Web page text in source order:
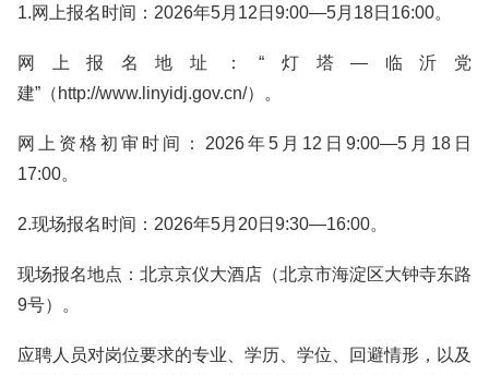
1.网上报名时间：2026年5月12日9:00—5月18日16:00。
网上报名地址：“灯塔—临沂党
建”（http://www.linyidj.gov.cn/）。
网上资格初审时间：2026年5月12日9:00—5月18日
17:00。
2.现场报名时间：2026年5月20日9:30—16:00。
现场报名地点：北京京仪大酒店（‌北京市海淀区大钟寺东路
9号）。
应聘人员对岗位要求的专业、学历、学位、回避情形，以及